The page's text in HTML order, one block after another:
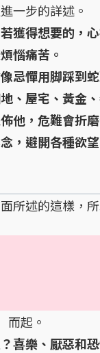
步的詳述。
獲得想要的，
惱痛苦。
憚用脚踩到蛇
、屋宅、黃金
他，危難會折
，避開各種欲
述的這樣，所
起。
喜樂、厭惡和